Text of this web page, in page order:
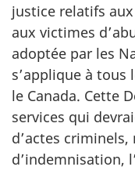
justice relatifs
aux victimes
adoptée par les
s’applique à tous
le Canada. Cette
services qui
d’actes
d’indemnisation,